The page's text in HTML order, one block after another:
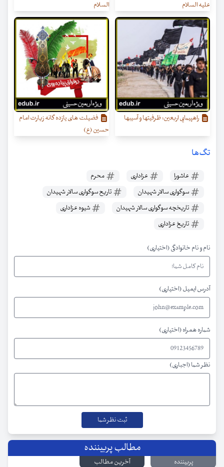
علیه السلام
السلام
راهپیمایی اربعین؛ ظرفیتها و آسیبها
فضیلت های یازده گانه زیارت امام
حسین (ع)
تگ‌ها
عاشورا عزاداری
محرم
سوگواری سالار شهیدان
تاریح سوگواری سالار شهیدان
تاریخچه سوگواری سالار شهیدان
شیوه عزاداری
تاریخ عزاداری
نام و نام خانوادگی (اختیاری)
آدرس ایمیل (اختیاری)
شماره همراه (اختیاری)
نظر شما (اجباری)
مطالب پربیننده
پربیننده
آخرین مطالب